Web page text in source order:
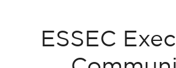
ESSEC